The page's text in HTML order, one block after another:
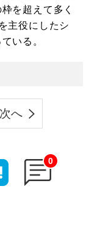
を超えて多く
主役にしたシ
いる。
次へ
0